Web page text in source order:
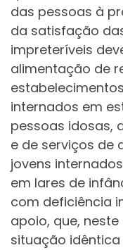
das pessoas à
da satisfação
impreteríveis
alimentação de
internados em
pessoas idosas,
e de serviços de
jovens
em lares de
com deficiência
apoio, que,
situação